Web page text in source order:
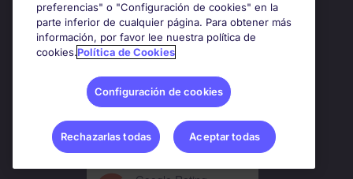
Premios y certificaciones
preferencias" o "Configuración de cookies" en la
parte inferior de cualquier página. Para obtener más
información, por favor lee nuestra política de
cookies.Política de Cookies
Configuración de cookies
Rechazarlas todas Aceptar todas